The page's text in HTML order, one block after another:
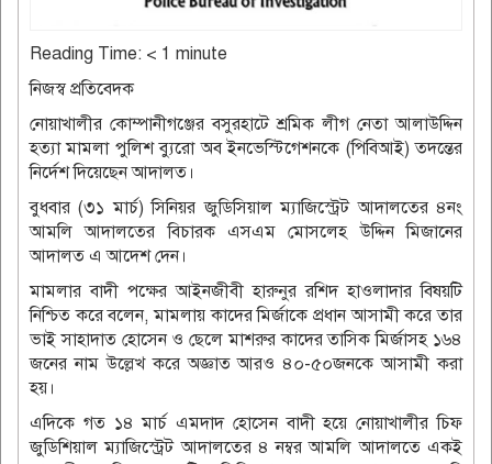
Reading Time: < 1 minute
নিজস্ব প্রতিবেদক
নোয়াখালীর কোম্পানীগঞ্জের বসুরহাটে শ্রমিক লীগ নেতা আলাউদ্দিন
হত্যা মামলা পুলিশ ব্যুরো অব ইনভেস্টিগেশনকে (পিবিআই) তদন্তের
নির্দেশ দিয়েছেন আদালত।
বুধবার (৩১ মার্চ) সিনিয়র জুডিসিয়াল ম্যাজিস্ট্রেট আদালতের ৪নং
আমলি আদালতের বিচারক এসএম মোসলেহ উদ্দিন মিজানের
আদালত এ আদেশ দেন।
মামলার বাদী পক্ষের আইনজীবী হারুনুর রশিদ হাওলাদার বিষয়টি
নিশ্চিত করে বলেন, মামলায় কাদের মির্জাকে প্রধান আসামী করে তার
ভাই সাহাদাত হোসেন ও ছেলে মাশরুর কাদের তাসিক মির্জাসহ ১৬৪
জনের নাম উল্লেখ করে অজ্ঞাত আরও ৪০-৫০জনকে আসামী করা
হয়।
এদিকে গত ১৪ মার্চ এমদাদ হোসেন বাদী হয়ে নোয়াখালীর চিফ
জুডিশিয়াল ম্যাজিস্ট্রেট আদালতের ৪ নম্বর আমলি আদালতে একই